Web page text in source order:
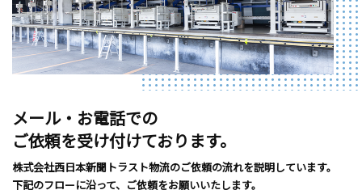
メール・お電話での
ご依頼を受け付けております。
株式会社西日本新聞トラスト物流のご依頼の流れを説明しています。
下記のフローに沿って、ご依頼をお願いいたします。